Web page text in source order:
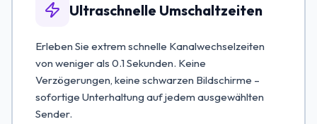
Ultraschnelle Umschaltzeiten
Erleben Sie extrem schnelle Kanalwechselzeiten
von weniger als 0.1 Sekunden. Keine
Verzögerungen, keine schwarzen Bildschirme –
sofortige Unterhaltung auf jedem ausgewählten
Sender.